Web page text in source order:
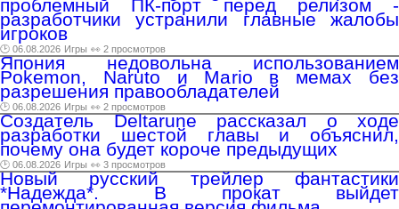
проблемный ПК-порт перед релизом -
разработчики устранили главные жалобы
игроков
🕑 06.08.2026 Игры 👀 2 просмотров
Япония недовольна использованием
Pokemon, Naruto и Mario в мемах без
разрешения правообладателей
🕑 06.08.2026 Игры 👀 2 просмотров
Создатель Deltarune рассказал о ходе
разработки шестой главы и объяснил,
почему она будет короче предыдущих
🕑 06.08.2026 Игры 👀 3 просмотров
Новый русский трейлер фантастики
*Надежда*. В прокат выйдет